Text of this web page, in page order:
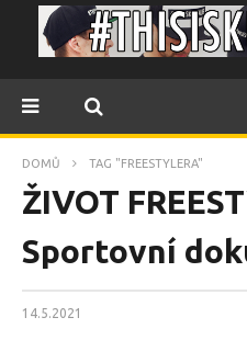
DOMŮ TAG "FREESTYLERA"
ŽIVOT
Sportovní
14.5.2021